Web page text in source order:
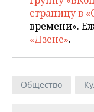
страницу в
времени».
«Дзене».
Общество